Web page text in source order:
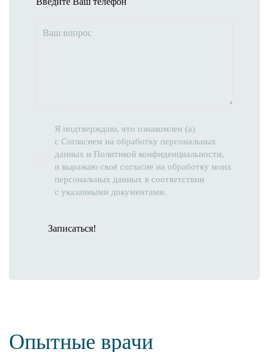
Я подтверждаю, что ознакомлен (а)
с Согласием на обработку персональных
данных и Политикой конфиденциальности,
и выражаю своё согласие на обработку моих
персональных данных в соответствии
с указанными документами.
Записаться!
Опытные врачи